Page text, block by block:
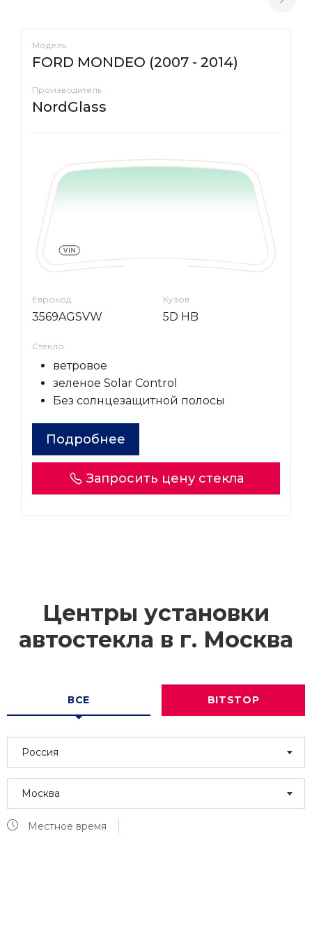
Модель
FORD MONDEO (2007 - 2014)
Производитель
NordGlass
Еврокод
3569AGSVW
Кузов
5D HB
Стекло
ветровое
зеленое Solar Control
Без солнцезащитной полосы
Подробнее
Запросить цену стекла
Центры установки
автостекла в г. Москва
ВСЕ BITSTOP
Россия
Москва
Местное время